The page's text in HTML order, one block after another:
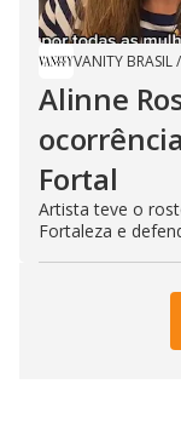
VANITY BRASIL/
Alinne
Fortal
Artista teve o
Fortaleza e